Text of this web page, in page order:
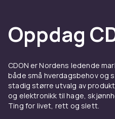
Oppdag
CDON er Nordens ledende
både små hverdagsbehov og
stadig større utvalg av
og elektronikk til hage,
Ting for livet, rett og slett.